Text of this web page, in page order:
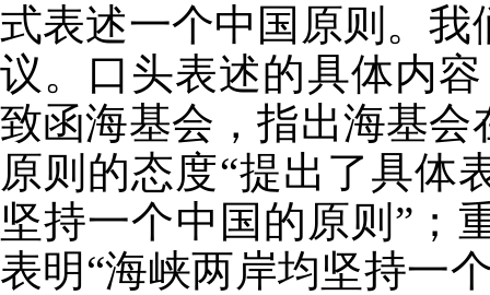
式表述一个中国原则。
议。口头表述的具体内
致函海基会，指出海基
原则的态度“提出了具体
坚持一个中国的原则”；
表明“海峡两岸均坚持一